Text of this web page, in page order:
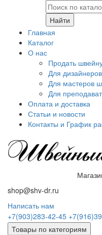
Найти
Главная
Каталог
О нас
Продать
Для
Для мастеров
Для
Оплата и доставка
Статьи и новости
Контакты и График
shop@shv-dr.ru
Написать нам
+7(903)283-42-45
Товары по категориям